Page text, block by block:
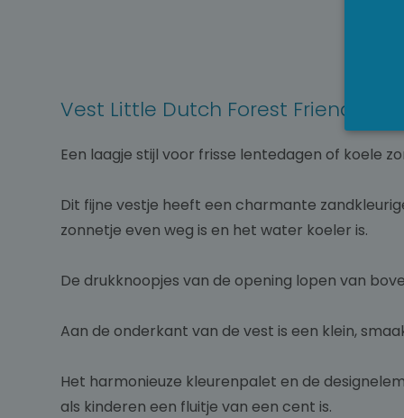
Vest Little Dutch Forest Friends
Een laagje stijl voor frisse lentedagen of koele
Dit fijne vestje heeft een charmante
zonnetje even weg is en het water koeler is.
De drukknoopjes van de opening lopen van
Aan de onderkant van de vest is een klein,
Het harmonieuze kleurenpalet en de
als kinderen een fluitje van een cent is.